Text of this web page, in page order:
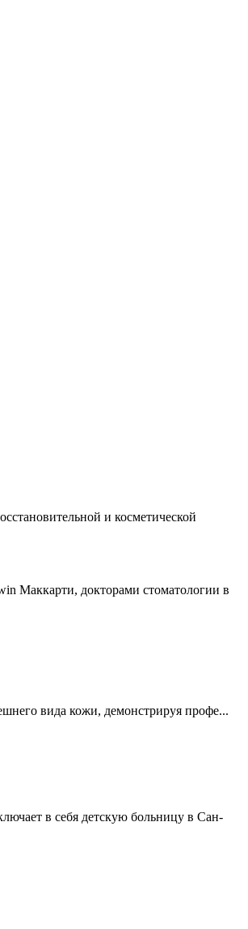
и косметической
Маккарти, докторами стоматологии в
вида кожи, демонстрируя профе...
в себя детскую больницу в Сан-